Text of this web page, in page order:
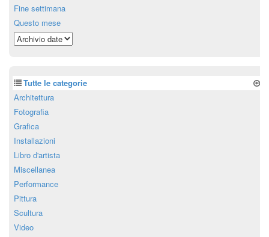
Fine settimana
Questo mese
Tutte le categorie
Architettura
Fotografia
Grafica
Installazioni
Libro d'artista
Miscellanea
Performance
Pittura
Scultura
Video